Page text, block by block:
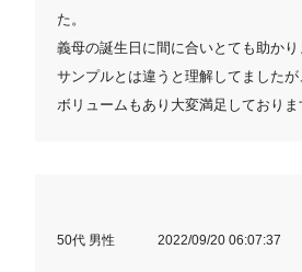
た。
義母の誕生日に間に合いとても助かり
サンプルとは違うと理解してました
ボリュームもあり大変満足しておりま
50代 男性 2022/09/20 06:07:37